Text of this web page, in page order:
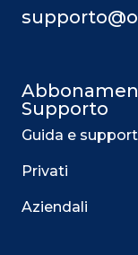
diffus
Supporto
Guida e
Privati
Aziendali